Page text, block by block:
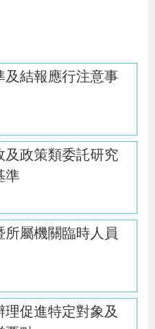
及結報應行注意事
及政策類委託研究
準
屬機關臨時人員
促進特定對象及